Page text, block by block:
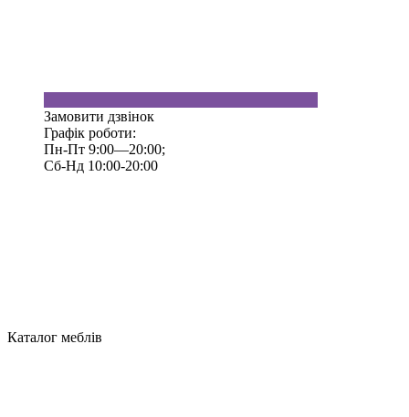
Замовити дзвінок
Графік роботи:
Пн-Пт 9:00—20:00;
Сб-Нд 10:00-20:00
Каталог меблів